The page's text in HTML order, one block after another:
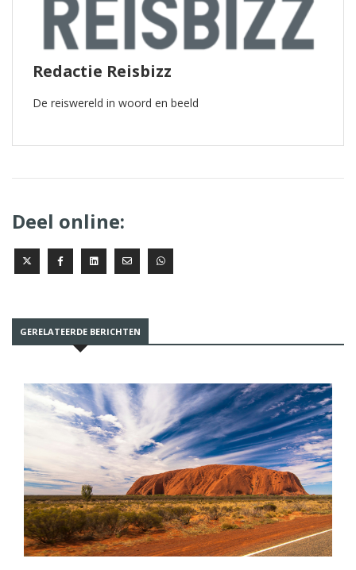
Redactie Reisbizz
De reiswereld in woord en beeld
Deel online:
GERELATEERDE BERICHTEN